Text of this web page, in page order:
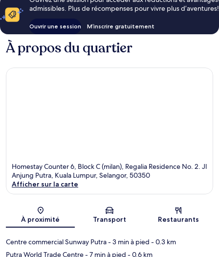
admissibles. Plus de récompenses pour vivre plus d’aventures!
Ouvrir une session M’inscrire gratuitement
À propos du quartier
Homestay Counter 6, Block C (milan), Regalia Residence No. 2. Jl
Anjung Putra, Kuala Lumpur, Selangor, 50350
Afficher sur la carte
À proximité Transport Restaurants
Centre commercial Sunway Putra- 3 min à pied - 0.3 km
Putra World Trade Centre- 7 min à pied - 0.6 km